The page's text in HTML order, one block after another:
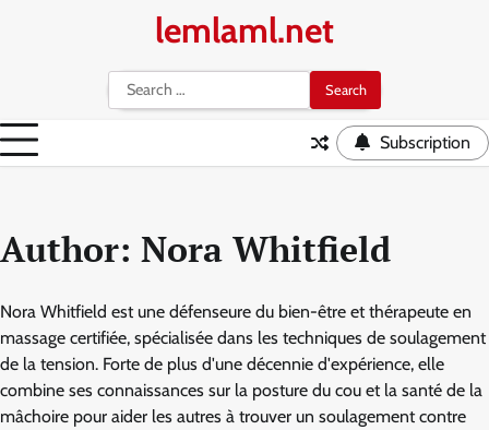
lemlaml.net
Search
for:
Subscription
Author: Nora Whitfield
Nora Whitfield est une défenseure du bien-être et thérapeute en
massage certifiée, spécialisée dans les techniques de soulagement
de la tension. Forte de plus d'une décennie d'expérience, elle
combine ses connaissances sur la posture du cou et la santé de la
mâchoire pour aider les autres à trouver un soulagement contre